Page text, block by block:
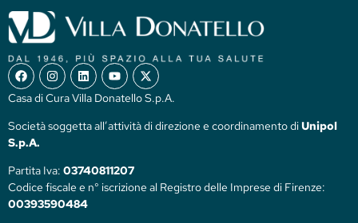
Casa di Cura Villa Donatello S.p.A.
Società soggetta all’attività di direzione e coordinamento diUnipol
S.p.A.
Partita Iva: 03740811207
Codice fiscale e n° iscrizione al Registro delle Imprese di Firenze:
00393590484